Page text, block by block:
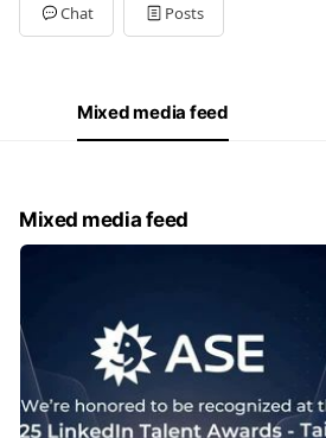
Chat Posts
Mixed media feed
Mixed media feed